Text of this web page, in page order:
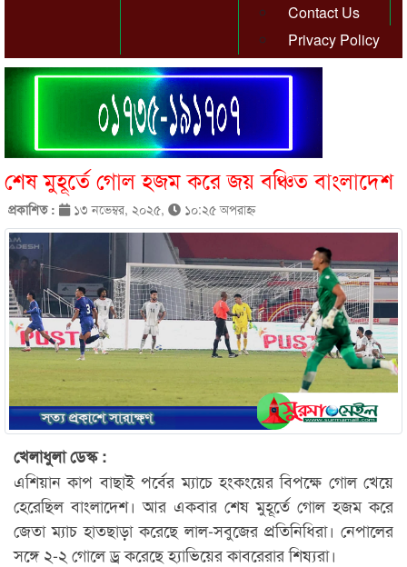
Contact Us
Privacy Policy
শেষ মুহূর্তে গোল হজম করে জয় বঞ্চিত বাংলাদেশ
প্রকাশিত : ১৩ নভেম্বর, ২০২৫, ১০:২৫ অপরাহ্ণ
খেলাধুলা ডেস্ক :
এশিয়ান কাপ বাছাই পর্বের ম্যাচে হংকংয়ের বিপক্ষে গোল খেয়ে
হেরেছিল বাংলাদেশ। আর একবার শেষ মুহূর্তে গোল হজম করে
জেতা ম্যাচ হাতছাড়া করেছে লাল-সবুজের প্রতিনিধিরা। নেপালের
সঙ্গে ২-২ গোলে ড্র করেছে হ্যাভিয়ের কাবরেরার শিষ্যরা।